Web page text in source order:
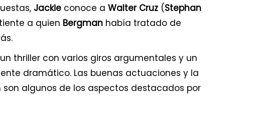
Jackieconoce a Walter Cruz(Stephan
a quien Bergmanhabía tratado de
thriller con varios giros argumentales y un
dramático. Las buenas actuaciones y la
algunos de los aspectos destacados por